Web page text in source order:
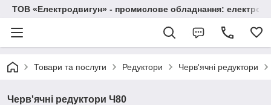
ТОВ «Електродвигун» - промислове обладнання:
Товари та послуги Редуктори Черв'ячні редуктори
Черв'ячні редуктори Ч80